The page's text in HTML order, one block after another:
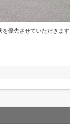
優先させていただきます